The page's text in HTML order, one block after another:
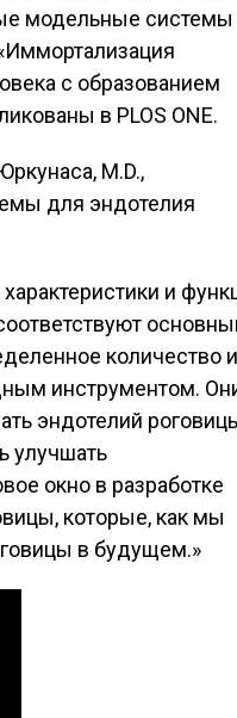
модельные системы
с образованием
в PLOS ONE.
М.D.,
для эндотелия
и
количество и
инструментом.
эндотелий
улучшать
окно в разработке
которые, как мы
в будущем.»